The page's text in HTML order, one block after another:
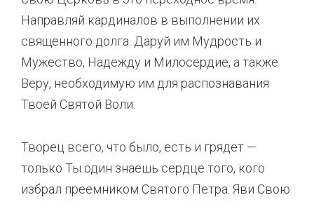
Направляй кардиналов в выполнении их
священного долга. Даруй им Мудрость и
Мужество, Надежду и Милосердие, а также
Веру, необходимую им для распознавания
Твоей Святой Воли.
Творец всего, что было, есть и грядет —
только Ты один знаешь сердце того, кого
избрал преемником Святого Петра. Яви Свою